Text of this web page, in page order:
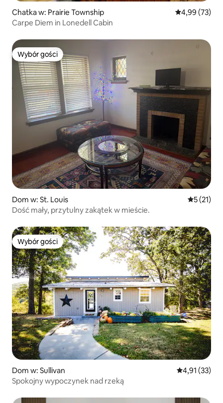
Chatka w: Prairie Township Średnia
4,99 (73)
Carpe Diem in Lonedell Cabin
Wybór gości
Wybór gości
Dom w: St. Louis Średnia
5 (21)
Dość mały, przytulny zakątek w mieście.
Wybór gości
Wybór gości
Dom w: Sullivan Średnia
4,91 (33)
Spokojny wypoczynek nad rzeką